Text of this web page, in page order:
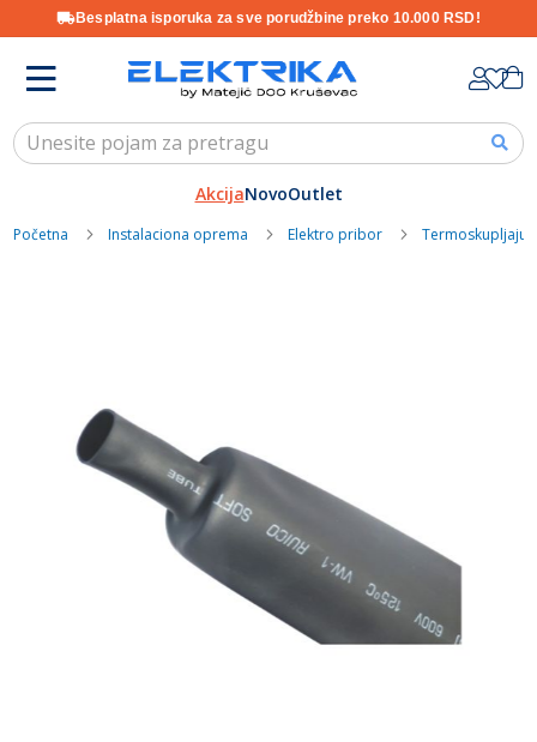
Besplatna isporuka za sve porudžbine preko 10.000 RSD!
Content
AkcijaNovoOutlet
Početna Instalaciona oprema Elektro pribor